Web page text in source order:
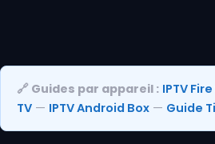
🔗 Guides par appareil : IPTV
TV — IPTV Android Box — Guide